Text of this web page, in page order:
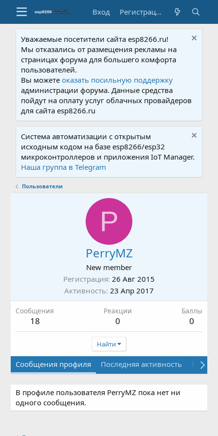
Вход Регистрация
Уважаемые посетители сайта esp8266.ru!
Мы отказались от размещения рекламы на
страницах форума для большего комфорта
пользователей.
Вы можетеоказать посильную поддержку
администрации форума. Данные средства
пойдут на оплату услуг облачных провайдеров
для сайта esp8266.ru
Система автоматизации с открытым
исходным кодом на базе esp8266/esp32
микроконтроллеров и приложения IoT Manager.
Наша группа в Telegram
Пользователи
P
PerryMZ
New member
Регистрация 26 Авг 2015
Активность 23 Апр 2017
Сообщения
18
Реакции
0
Баллы
0
Найти
Сообщения профиля Последняя активность
В профиле пользователя PerryMZ пока нет ни
одного сообщения.